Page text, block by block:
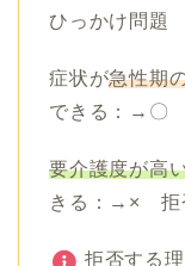
ひっかけ問題
症状が急性期
できる：→〇
要介護度が高
きる：→× 拒
拒否する